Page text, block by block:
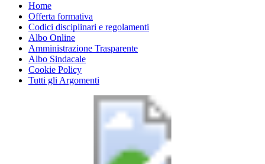
Home
Offerta formativa
Codici disciplinari e regolamenti
Albo Online
Amministrazione Trasparente
Albo Sindacale
Cookie Policy
Tutti gli Argomenti